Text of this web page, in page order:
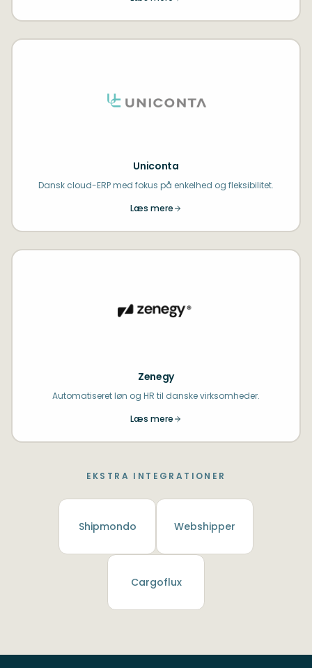
Uniconta
Dansk cloud-ERP med fokus på enkelhed og fleksibilitet.
Læs mere
Zenegy
Automatiseret løn og HR til danske virksomheder.
Læs mere
EKSTRA INTEGRATIONER
Shipmondo Webshipper
Cargoflux